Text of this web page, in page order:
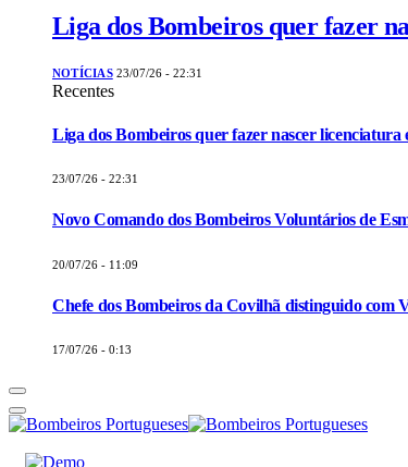
Liga dos Bombeiros quer fazer
NOTÍCIAS 23/07/26 - 22:31
Recentes
Liga dos Bombeiros quer fazer nascer
23/07/26 - 22:31
Novo Comando dos Bombeiros Voluntários de
20/07/26 - 11:09
Chefe dos Bombeiros da Covilhã distinguido com
17/07/26 - 0:13